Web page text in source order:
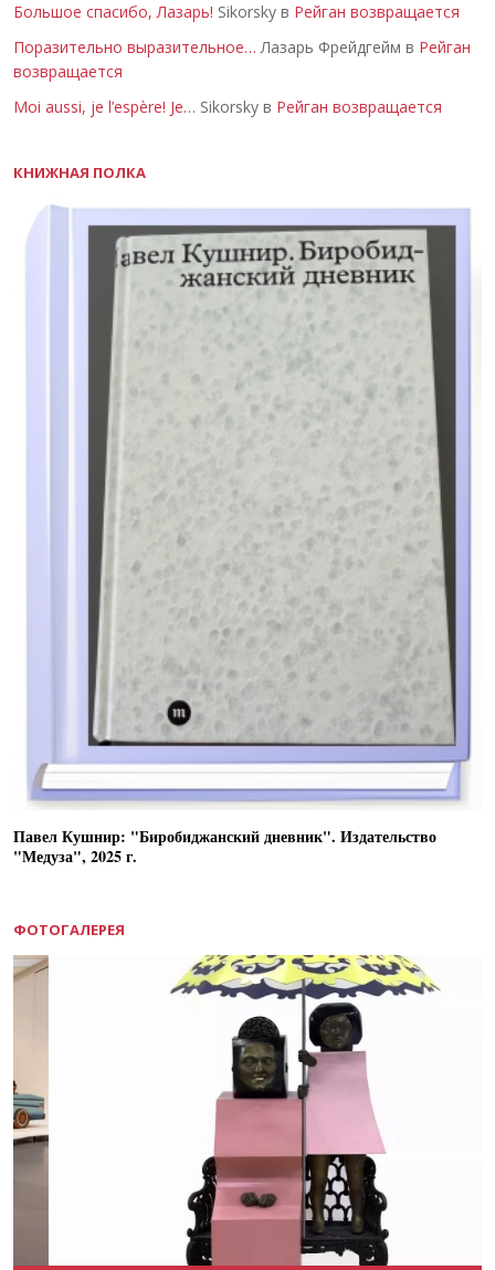
Большое спасибо, Лазарь! Sikorsky в Рейган возвращается
Поразительно выразительное… Лазарь Фрейдгейм в Рейган
возвращается
Moi aussi, je l’espère! Je… Sikorsky в Рейган возвращается
КНИЖНАЯ ПОЛКА
Павел Кушнир: "Биробиджанский дневник". Издательство
"Медуза", 2025 г.
ФОТОГАЛЕРЕЯ